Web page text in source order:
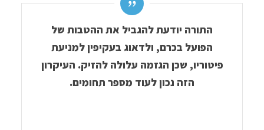
התורה יודעת להגביל את ההטבות של
הפועל בכרם, ולדאוג בעקיפין למניעת
פיטוריו, שכן הגזמה עלולה להזיק. העיקרון
הזה נכון לעוד מספר תחומים.